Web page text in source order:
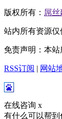
版权所有： 屌丝
站内所有资源仅
免责声明：本
RSS订阅 | 网站
在线咨询 x
有什么可以帮到